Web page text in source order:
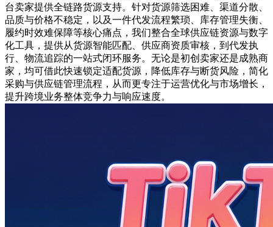
台卖家提供全链路货源支持。针对货源筛选困难、渠道分散、
品质与价格不稳定，以及一件代发流程繁琐、库存管理失衡、
履约时效难保障等核心痛点，我们整合全球供应链资源与数字
化工具，提供从货源智能匹配、供应商资质审核，到代发执
行、物流追踪的一站式闭环服务。无论是初创卖家还是成熟商
家，均可借此快速锁定适配货源，降低库存与断货风险，简化
采购与供应链管理流程，从而更专注于运营优化与市场增长，
提升跨境业务整体竞争力与响应速度。